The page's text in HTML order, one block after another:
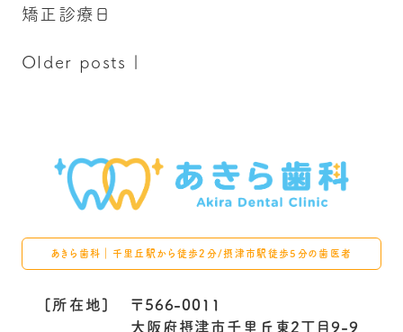
矯正診療日
Older posts |
あきら歯科｜千里丘駅から徒歩2分/摂津市駅徒歩5分の歯医者
[所在地]
〒566-0011
大阪府摂津市千里丘東2丁目9-9